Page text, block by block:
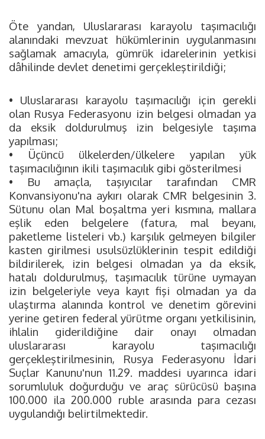
Öte yandan, Uluslararası karayolu taşımacılığı
alanındaki mevzuat hükümlerinin uygulanmasını
sağlamak amacıyla, gümrük idarelerinin yetkisi
dâhilinde devlet denetimi gerçekleştirildiği;
• Uluslararası karayolu taşımacılığı için gerekli
olan Rusya Federasyonu izin belgesi olmadan ya
da eksik doldurulmuş izin belgesiyle taşıma
yapılması;
• Üçüncü ülkelerden/ülkelere yapılan yük
taşımacılığının ikili taşımacılık gibi gösterilmesi
• Bu amaçla, taşıyıcılar tarafından CMR
Konvansiyonu'na aykırı olarak CMR belgesinin 3.
Sütunu olan Mal boşaltma yeri kısmına, mallara
eşlik eden belgelere (fatura, mal beyanı,
paketleme listeleri vb.) karşılık gelmeyen bilgiler
kasten girilmesi usulsüzlüklerinin tespit edildiği
bildirilerek, izin belgesi olmadan ya da eksik,
hatalı doldurulmuş, taşımacılık türüne uymayan
izin belgeleriyle veya kayıt fişi olmadan ya da
ulaştırma alanında kontrol ve denetim görevini
yerine getiren federal yürütme organı yetkilisinin,
ihlalin giderildiğine dair onayı olmadan
uluslararası karayolu taşımacılığı
gerçekleştirilmesinin, Rusya Federasyonu İdari
Suçlar Kanunu'nun 11.29. maddesi uyarınca idari
sorumluluk doğurduğu ve araç sürücüsü başına
100.000 ila 200.000 ruble arasında para cezası
uygulandığı belirtilmektedir.